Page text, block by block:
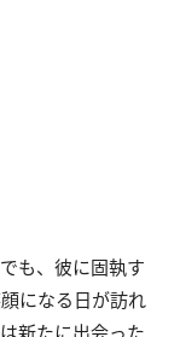
も、彼に固執す
になる日が訪れ
新たに出会った